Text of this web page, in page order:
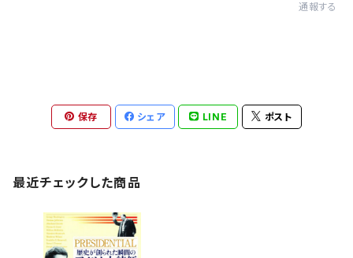
通報する
保存 シェア LINE ポスト
最近チェックした商品